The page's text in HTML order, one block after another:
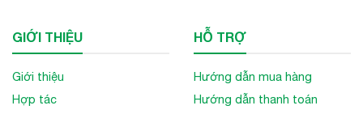
GIỚI THIỆU
Giới thiệu
Hợp tác
HỖ TRỢ
Hướng dẫn mua hàng
Hướng dẫn thanh toán